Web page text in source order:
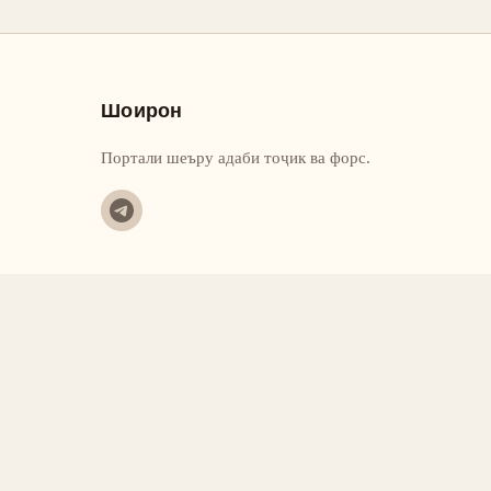
Шоирон
Портали шеъру адаби тоҷик ва форс.